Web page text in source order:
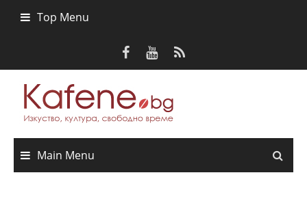
Top Menu
Main Menu